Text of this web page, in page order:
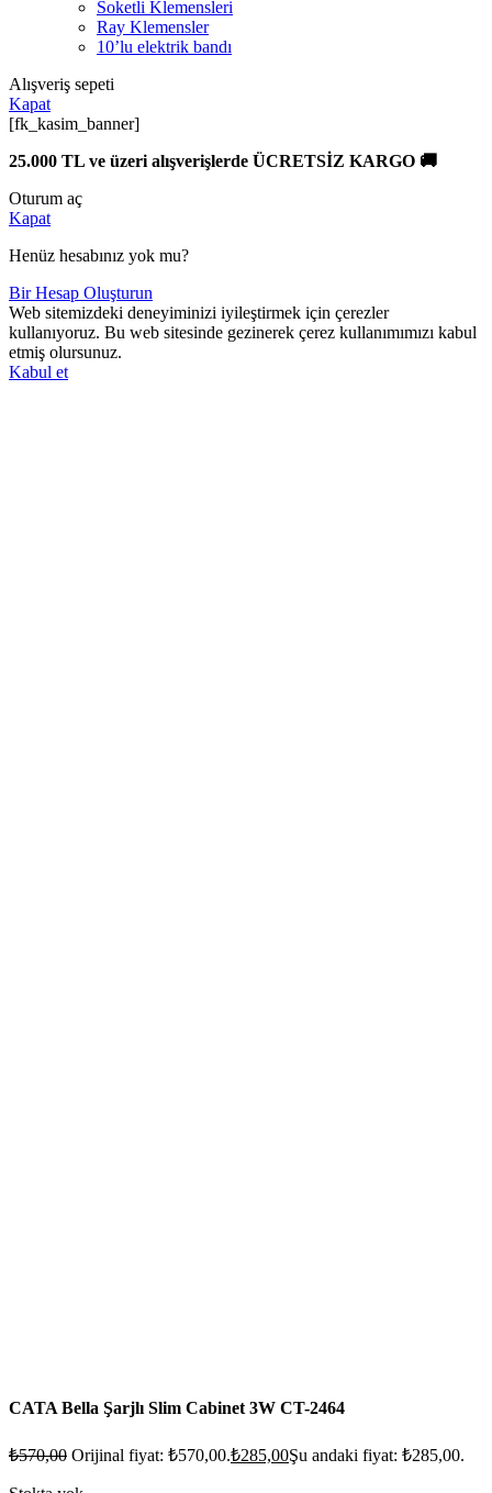
Soketli Klemensleri
Ray Klemensler
10’lu elektrik bandı
Alışveriş sepeti
Kapat
[fk_kasim_banner]
25.000 TL ve üzeri alışverişlerde ÜCRETSİZ KARGO 🚚
Oturum aç
Kapat
Henüz hesabınız yok mu?
Bir Hesap Oluşturun
Web sitemizdeki deneyiminizi iyileştirmek için çerezler
kullanıyoruz. Bu web sitesinde gezinerek çerez kullanımımızı kabul
etmiş olursunuz.
Kabul et
CATA Bella Şarjlı Slim Cabinet 3W CT-2464
₺570,00 Orijinal fiyat: ₺570,00.₺285,00Şu andaki fiyat: ₺285,00.